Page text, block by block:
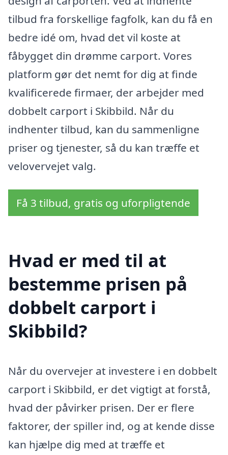
tilbud fra forskellige fagfolk, kan du få en
bedre idé om, hvad det vil koste at
fåbygget din drømme carport. Vores
platform gør det nemt for dig at finde
kvalificerede firmaer, der arbejder med
dobbelt carport i Skibbild. Når du
indhenter tilbud, kan du sammenligne
priser og tjenester, så du kan træffe et
velovervejet valg.
Få 3 tilbud, gratis og uforpligtende
Hvad er med til at
bestemme prisen på
dobbelt carport i
Skibbild?
Når du overvejer at investere i en dobbelt
carport i Skibbild, er det vigtigt at forstå,
hvad der påvirker prisen. Der er flere
faktorer, der spiller ind, og at kende disse
kan hjælpe dig med at træffe et